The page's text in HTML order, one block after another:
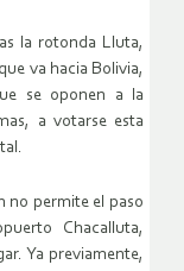
la rotonda Lluta,
va hacia Bolivia,
se oponen a la
a votarse esta
no permite el paso
Chacalluta,
Ya previamente,